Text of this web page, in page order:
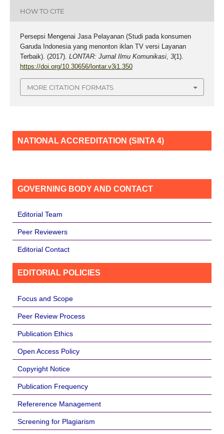
HOW TO CITE
Persepsi Mengenai Jasa Pelayanan (Studi pada konsumen
Garuda Indonesia yang menonton iklan TV versi Layanan
Terbaik). (2017). LONTAR: Jurnal Ilmu Komunikasi, 3(1).
https://doi.org/10.30656/lontar.v3i1.350
MORE CITATION FORMATS
NATIONAL ACCREDITATION (SINTA 4)
GOVERNING BODY AND CONTACT
Editorial Team
Peer Reviewers
Editorial Contact
EDITORIAL POLICIES
Focus and Scope
Peer Review Process
Publication Ethics
Open Access Policy
Copyright Notice
Publication Frequency
Refererence Management
Screening for Plagiarism